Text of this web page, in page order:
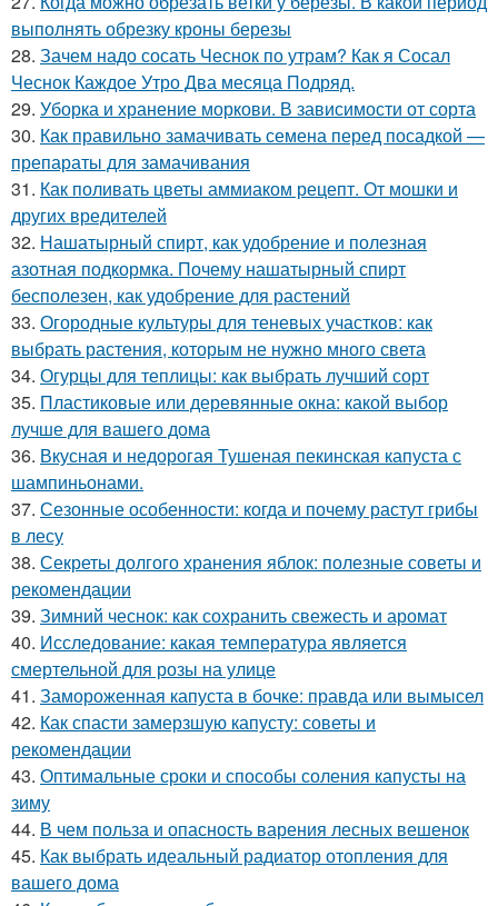
выполнять обрезку кроны березы
28. Зачем надо сосать Чеснок по утрам? Как я Сосал
Чеснок Каждое Утро Два месяца Подряд.
29. Уборка и хранение моркови. В зависимости от сорта
30. Как правильно замачивать семена перед посадкой —
препараты для замачивания
31. Как поливать цветы аммиаком рецепт. От мошки и
других вредителей
32. Нашатырный спирт, как удобрение и полезная
азотная подкормка. Почему нашатырный спирт
бесполезен, как удобрение для растений
33. Огородные культуры для теневых участков: как
выбрать растения, которым не нужно много света
34. Огурцы для теплицы: как выбрать лучший сорт
35. Пластиковые или деревянные окна: какой выбор
лучше для вашего дома
36. Вкусная и недорогая Тушеная пекинская капуста с
шампиньонами.
37. Сезонные особенности: когда и почему растут грибы
в лесу
38. Секреты долгого хранения яблок: полезные советы и
рекомендации
39. Зимний чеснок: как сохранить свежесть и аромат
40. Исследование: какая температура является
смертельной для розы на улице
41. Замороженная капуста в бочке: правда или вымысел
42. Как спасти замерзшую капусту: советы и
рекомендации
43. Оптимальные сроки и способы соления капусты на
зиму
44. В чем польза и опасность варения лесных вешенок
45. Как выбрать идеальный радиатор отопления для
вашего дома